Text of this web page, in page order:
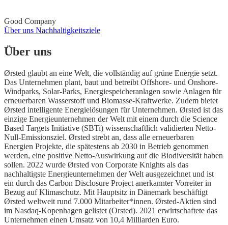
Good Company
Über uns Nachhaltigkeitsziele
Über uns
Ørsted glaubt an eine Welt, die vollständig auf grüne Energie setzt.
Das Unternehmen plant, baut und betreibt Offshore- und Onshore-
Windparks, Solar-Parks, Energiespeicheranlagen sowie Anlagen für
erneuerbaren Wasserstoff und Biomasse-Kraftwerke. Zudem bietet
Ørsted intelligente Energielösungen für Unternehmen. Ørsted ist das
einzige Energieunternehmen der Welt mit einem durch die Science
Based Targets Initiative (SBTi) wissenschaftlich validierten Netto-
Null-Emissionsziel. Ørsted strebt an, dass alle erneuerbaren
Energien Projekte, die spätestens ab 2030 in Betrieb genommen
werden, eine positive Netto-Auswirkung auf die Biodiversität haben
sollen. 2022 wurde Ørsted von Corporate Knights als das
nachhaltigste Energieunternehmen der Welt ausgezeichnet und ist
ein durch das Carbon Disclosure Project anerkannter Vorreiter in
Bezug auf Klimaschutz. Mit Hauptsitz in Dänemark beschäftigt
Ørsted weltweit rund 7.000 Mitarbeiter*innen. Ørsted-Aktien sind
im Nasdaq-Kopenhagen gelistet (Orsted). 2021 erwirtschaftete das
Unternehmen einen Umsatz von 10,4 Milliarden Euro.